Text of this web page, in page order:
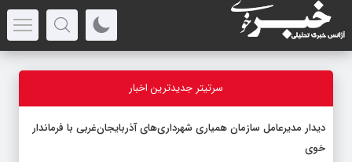
سرتیتر جدیدترین اخبار
دیدار مدیرعامل سازمان همیاری شهرداری‌های آذربایجان‌غربی با فرماندار
خوی